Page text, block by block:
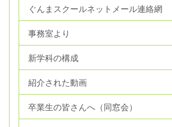
ぐんまスクールネットメール連絡網
事務室より
新学科の構成
紹介された動画
卒業生の皆さんへ（同窓会）